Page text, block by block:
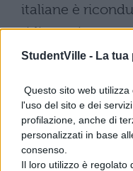
StudentVille - La
Questo sito web
l'uso del sito e dei
profilazione, anche di
personalizzati in base
consenso.
Il loro utilizzo è regolato
italiane è
assegnato alle
numerose
studenti.